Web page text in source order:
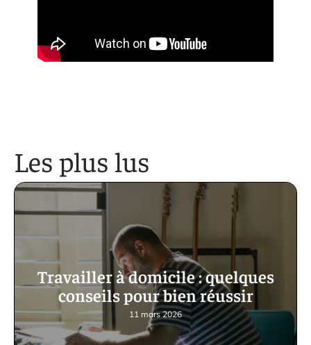
Les plus lus
Travailler à domicile : quelques
conseils pour bien réussir
11 mars 2026